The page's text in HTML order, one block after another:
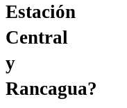
Estación
Central
y
Rancagua?